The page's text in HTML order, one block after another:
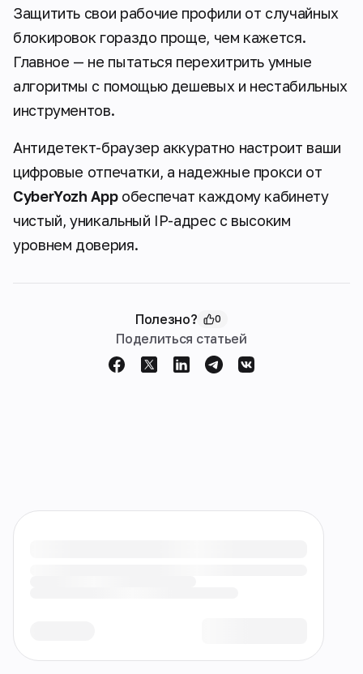
Защитить свои рабочие профили от случайных
блокировок гораздо проще, чем кажется.
Главное — не пытаться перехитрить умные
алгоритмы с помощью дешевых и нестабильных
инструментов.
Антидетект-браузер аккуратно настроит ваши
цифровые отпечатки, а надежные прокси от
CyberYozh Appобеспечат каждому кабинету
чистый, уникальный IP-адрес с высоким
уровнем доверия.
Полезно? 0
Поделиться статьей